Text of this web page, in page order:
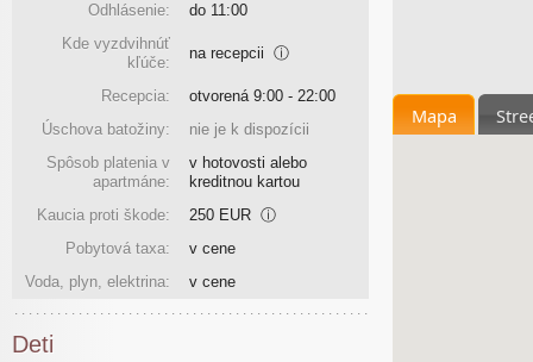
Mapa
Odhlásenie:
do 11:00
Kde vyzdvihnúť
kľúče:
na recepcii ⓘ
Recepcia:
otvorená 9:00 - 22:00
Úschova batožiny:
nie je k dispozícii
Spôsob platenia v
apartmáne:
v hotovosti alebo
kreditnou kartou
Kaucia proti škode:
250 EUR ⓘ
Pobytová taxa:
v cene
Voda, plyn, elektrina:
v cene
Deti